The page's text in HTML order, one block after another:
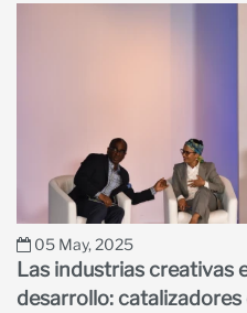
05 May, 2025
Las industrias creativas
desarrollo: catalizadores